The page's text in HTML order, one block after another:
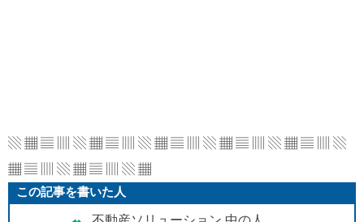
▧ ▦ ▤ ▥ ▧ ▦ ▤ ▥ ▧ ▦ ▤ ▥ ▧ ▦ ▤ ▥ ▧ ▦ ▤ ▥ ▧
▦ ▤ ▥ ▧ ▦ ▤ ▥ ▧ ▦
この記事を書いた人